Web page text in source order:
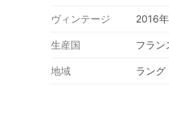
ヴィンテージ 2016年
生産国 フラン
地域 ラング